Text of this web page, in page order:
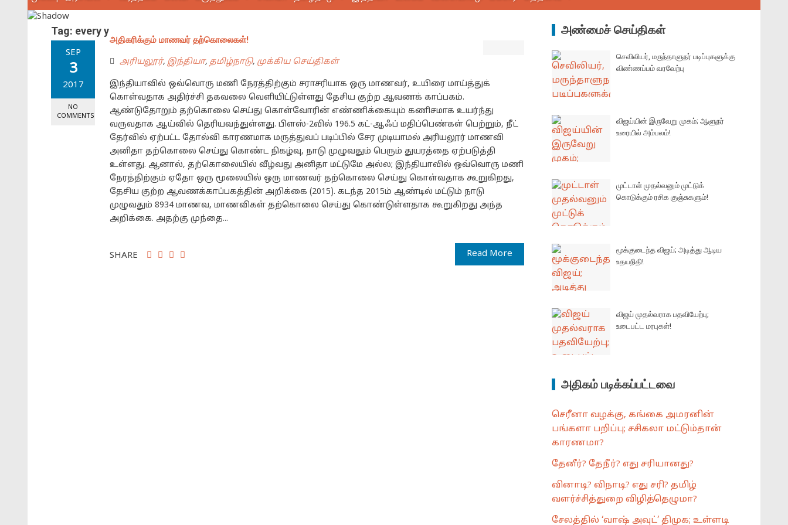
Tag: every year
SEP
3
2017
NO
COMMENTS
அதிகரிக்கும் மாணவர் தற்கொலைகள்!
அரியலூர், இந்தியா, தமிழ்நாடு, முக்கிய செய்திகள்
இந்தியாவில் ஒவ்வொரு மணி நேரத்திற்கும் சராசரியாக ஒரு மாணவர், உயிரை மாய்த்துக்
கொள்வதாக அதிர்ச்சி தகவலை வெளியிட்டுள்ளது தேசிய குற்ற ஆவணக் காப்பகம்.
ஆண்டுதோறும் தற்கொலை செய்து கொள்வோரின் எண்ணிக்கையும் கணிசமாக உயர்ந்து
வருவதாக ஆய்வில் தெரியவந்துள்ளது. பிளஸ்-2வில் 196.5 கட்-ஆஃப் மதிப்பெண்கள் பெற்றும், நீட்
தேர்வில் ஏற்பட்ட தோல்வி காரணமாக மருத்துவப் படிப்பில் சேர முடியாமல் அரியலூர் மாணவி
அனிதா தற்கொலை செய்து கொண்ட நிகழ்வு, நாடு முழுவதும் பெரும் துயரத்தை ஏற்படுத்தி
உள்ளது. ஆனால், தற்கொலையில் வீழ்வது அனிதா மட்டுமே அல்ல; இந்தியாவில் ஒவ்வொரு மணி
நேரத்திற்கும் ஏதோ ஒரு மூலையில் ஒரு மாணவர் தற்கொலை செய்து கொள்வதாக கூறுகிறது,
தேசிய குற்ற ஆவணக்காப்பகத்தின் அறிக்கை (2015). கடந்த 2015ம் ஆண்டில் மட்டும் நாடு
முழுவதும் 8934 மாணவ, மாணவிகள் தற்கொலை செய்து கொண்டுள்ளதாக கூறுகிறது அந்த
அறிக்கை. அதற்கு முந்தை...
Read More
SHARE
அண்மைச் செய்திகள்
செவிலியர், மருந்தாளுநர் படிப்புகளுக்கு
விண்ணப்பம் வரவேற்பு
விஜய்யின் இருவேறு முகம்; ஆளுநர்
உரையில் அம்பலம்!
முட்டாள் முதல்வனும் முட்டுக்
கொடுக்கும் ரசிக குஞ்சுகளும்!
மூக்குடைந்த விஜய்; அடித்து ஆடிய
உதயநிதி!
விஜய் முதல்வராக பதவியேற்பு;
உடைபட்ட மரபுகள்!
அதிகம் படிக்கப்பட்டவை
செரீனா வழக்கு, கங்கை அமரனின்
பங்களா பறிப்பு; சசிகலா மட்டும்தான்
காரணமா?
தேனீர்? தேநீர்? எது சரியானது?
வினாடி? விநாடி? எது சரி? தமிழ்
வளர்ச்சித்துறை விழித்தெழுமா?
சேலத்தில் ‘வாஷ் அவுட்’ திமுக; உள்ளடி